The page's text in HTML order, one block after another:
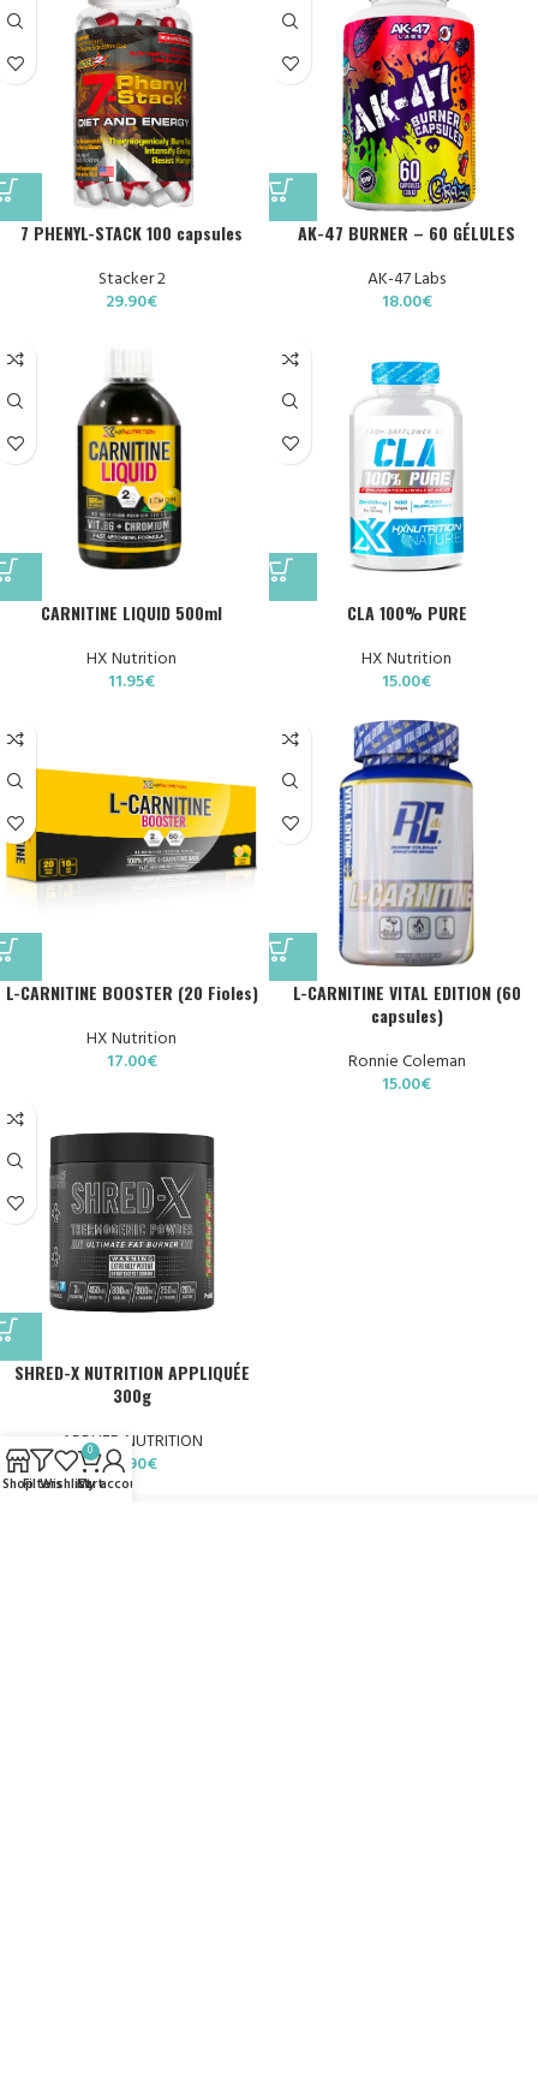
7 PHENYL-STACK 100 capsules
Stacker 2
29.90€
AK-47 BURNER – 60 GÉLULES
AK-47 Labs
18.00€
CARNITINE LIQUID 500ml
HX Nutrition
11.95€
CLA 100% PURE
HX Nutrition
15.00€
L-CARNITINE BOOSTER (20 Fioles)
HX Nutrition
17.00€
L-CARNITINE VITAL EDITION (60
capsules)
Ronnie Coleman
15.00€
SHRED-X NUTRITION APPLIQUÉE
300g
APPLIED NUTRITION
29.90€
ShopFiltersWishlist
0
Cart
My account